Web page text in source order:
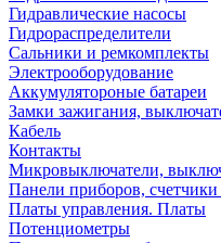
Гидравлические насосы
Гидрораспределители
Сальники и ремкомплекты
Электрооборудование
Аккумулятороные батареи
Замки зажигания,
Кабель
Контакты
Микровыключатели,
Панели приборов, счетчики
Платы управления. Платы
Потенциометры